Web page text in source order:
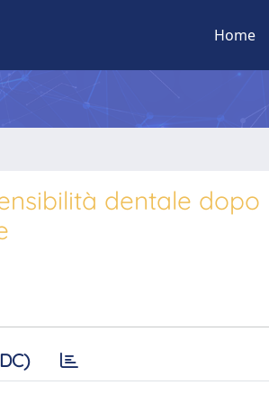
Home
dentale dopo